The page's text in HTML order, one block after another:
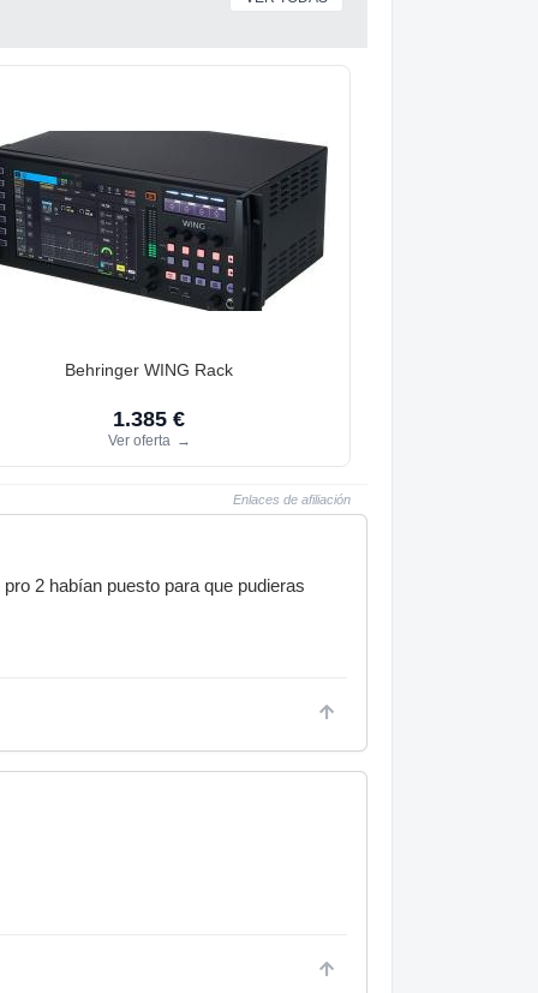
Behringer WING Rack
1.385 €
Ver oferta →
Enlaces de afiliación
2 habían puesto para que pudieras